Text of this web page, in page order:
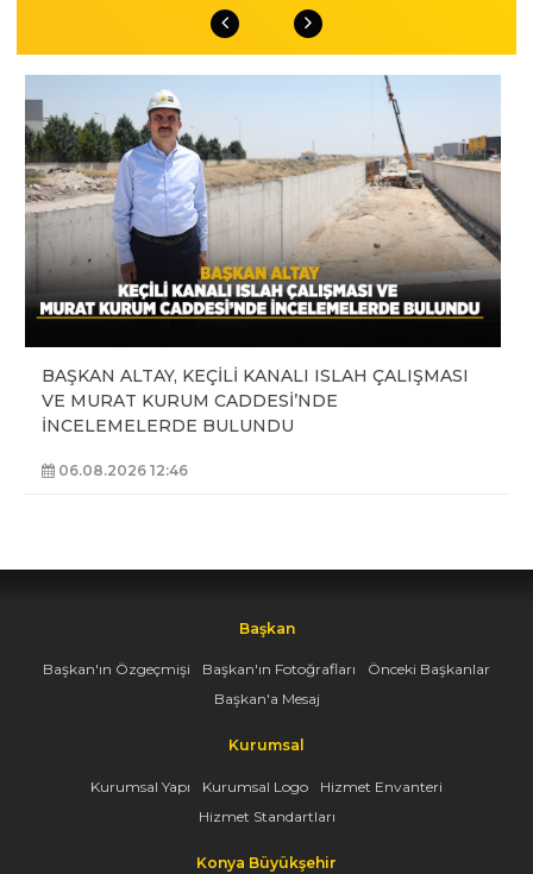
BAŞKAN ALTAY, KEÇİLİ KANALI ISLAH ÇALIŞMASI
VE MURAT KURUM CADDESİ’NDE
İNCELEMELERDE BULUNDU
06.08.2026 12:46
Başkan
Başkan'ın Özgeçmişi Başkan'ın Fotoğrafları
Önceki Başkanlar
Başkan'a Mesaj
Kurumsal
Kurumsal Yapı Kurumsal Logo
Hizmet Envanteri
Hizmet Standartları
Konya Büyükşehir